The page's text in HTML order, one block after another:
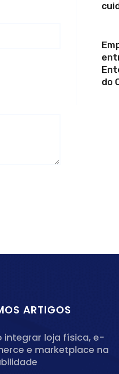
do
ARTIGOS
integrar loja física, e-
e marketplace na